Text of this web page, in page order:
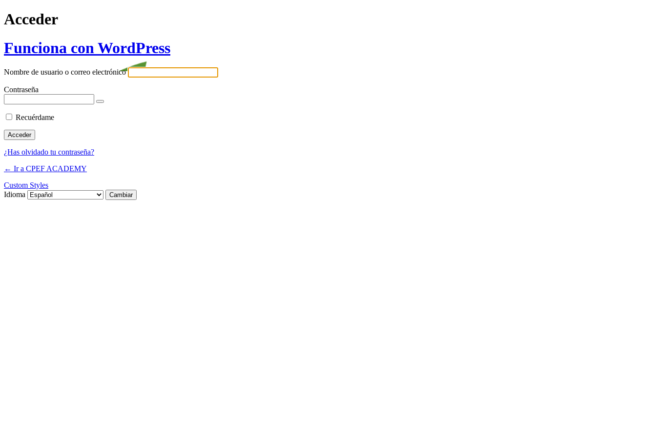
Acceder
Funciona con WordPress
Nombre de usuario o correo electrónico
Contraseña
Recuérdame
¿Has olvidado tu contraseña?
← Ir a CPEF ACADEMY
Custom Styles
Idioma